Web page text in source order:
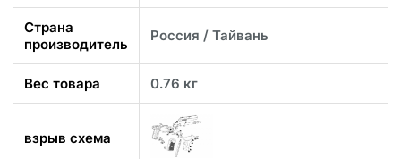
Страна
производитель
Россия / Тайвань
Вес товара 0.76 кг
взрыв схема